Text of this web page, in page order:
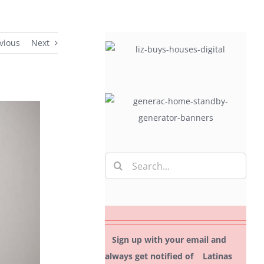
Next
Search
for:
Sign up with your email and
always get notified of Latinas